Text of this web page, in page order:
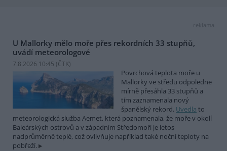
reklama
U Mallorky mělo moře přes rekordních 33 stupňů,
uvádí meteorologové
7.8.2026 10:45 (ČTK)
Povrchová teplota moře u
Mallorky ve středu odpoledne
mírně přesáhla 33 stupňů a
tím zaznamenala nový
španělský rekord. Uvedla to
meteorologická služba Aemet, která poznamenala, že moře v okolí
Baleárských ostrovů a v západním Středomoří je letos
nadprůměrně teplé, což ovlivňuje například také noční teploty na
pobřeží.